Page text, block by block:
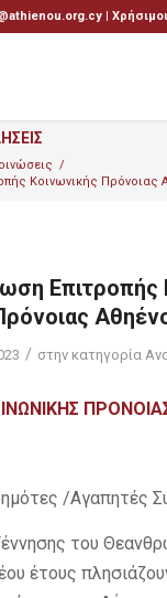
|
/
Κοινωνικής Πρόνοιας
Επιτροπής
/ στην κατηγορία
/Αγαπητές
του
έτους